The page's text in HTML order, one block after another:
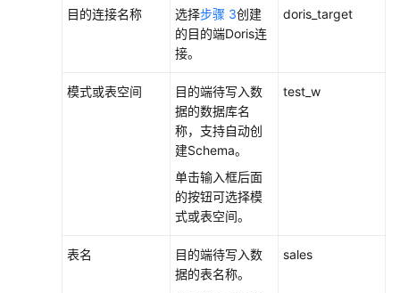
目的连接名称 选择步骤 3创建
的目的端Doris连
接。
doris_target
模式或表空间
目的端待写入数
据的数据库名
称，支持自动创
建Schema。
单击输入框后面
的按钮可选择模
式或表空间。
test_w
表名
目的端待写入数
据的表名称。
sales